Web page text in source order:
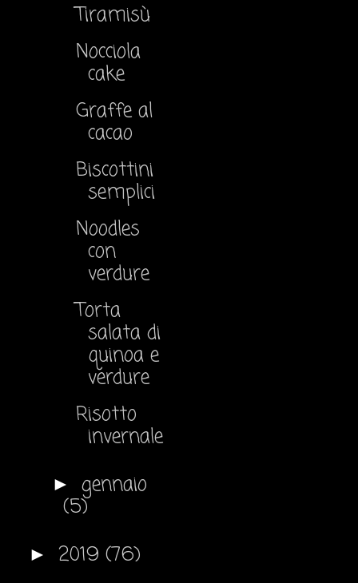
Tiramisù
Nocciola
cake
Graffe al
cacao
Biscottini
semplici
Noodles
con
verdure
Torta
salata di
quinoa e
verdure
Risotto
invernale
► gennaio
(5)
► 2019 (76)